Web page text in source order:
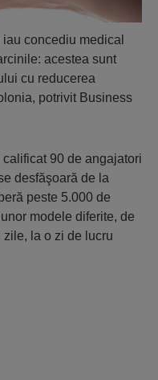
concediu medical
acestea sunt
cu reducerea
potrivit Business
90 de angajatori
desfăşoară de la
peste 5.000 de
modele diferite, de
zile, la o zi de lucru